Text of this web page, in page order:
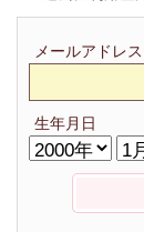
メールアドレス
生年月日